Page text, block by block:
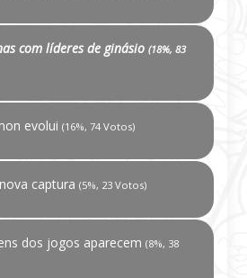
com líderes de ginásio (18%, 83
evolui (16%, 74 Votos)
captura (5%, 23 Votos)
dos jogos aparecem (8%, 38